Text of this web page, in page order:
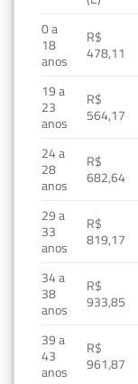
0 a
18
anos
R$
478,11
19 a
23
anos
R$
564,17
24 a
28
anos
R$
682,64
29 a
33
anos
R$
819,17
34 a
38
anos
R$
933,85
39 a
43
anos
R$
961,87